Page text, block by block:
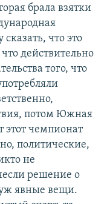
брала взятки
что это
действительно
того, что
потом Южная
этот чемпионат
политические,
не
решение о
явные вещи.